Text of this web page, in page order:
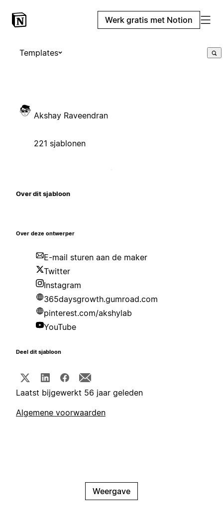
Werk gratis met Notion
Templates
Akshay Raveendran
221 sjablonen
Over dit sjabloon
Over deze ontwerper
E-mail sturen aan de maker
Twitter
Instagram
365daysgrowth.gumroad.com
pinterest.com/akshylab
YouTube
Deel dit sjabloon
Laatst bijgewerkt 56 jaar geleden
Algemene voorwaarden
Weergave